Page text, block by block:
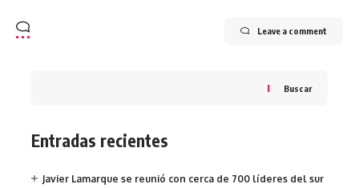
Leave a comment
Buscar
Entradas recientes
Javier Lamarque se reunió con cerca de 700 líderes del sur